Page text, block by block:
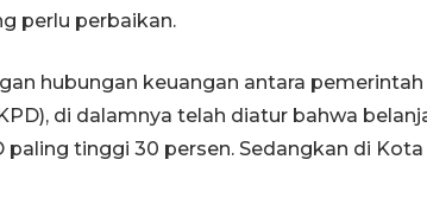
perlu perbaikan.
hubungan keuangan antara
di dalamnya telah diatur bahwa
tinggi 30 persen. Sedangkan di Kota